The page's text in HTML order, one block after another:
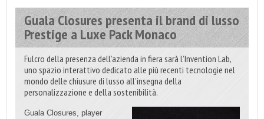
Guala Closures presenta il brand di lusso
Prestige a Luxe Pack Monaco
Fulcro della presenza dell’azienda in fiera sarà l’Invention Lab,
uno spazio interattivo dedicato alle più recenti tecnologie nel
mondo delle chiusure di lusso all’insegna della
personalizzazione e della sostenibilità.
Guala Closures, player